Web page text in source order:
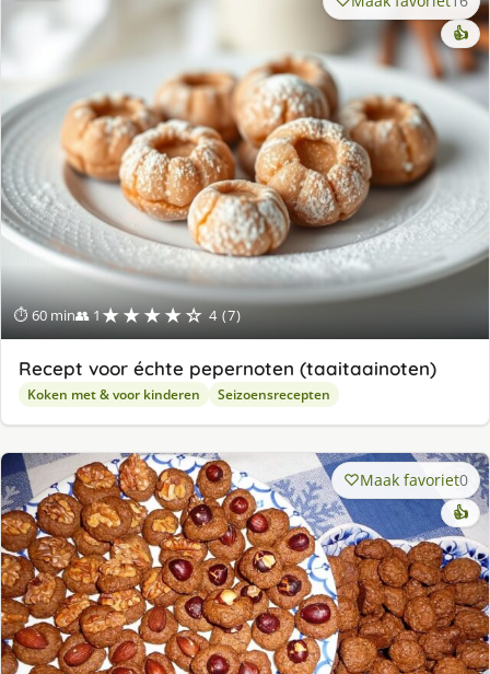
⏱ 60 min👥 1★★★★☆ 4 (7)
👍
Recept voor échte pepernoten (taaitaainoten)
Koken met & voor kinderen Seizoensrecepten
Maak favoriet0
👍